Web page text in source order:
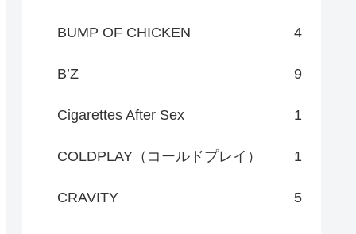
BUMP OF CHICKEN 4
B’Z 9
Cigarettes After Sex 1
COLDPLAY（コールドプレイ） 1
CRAVITY 5